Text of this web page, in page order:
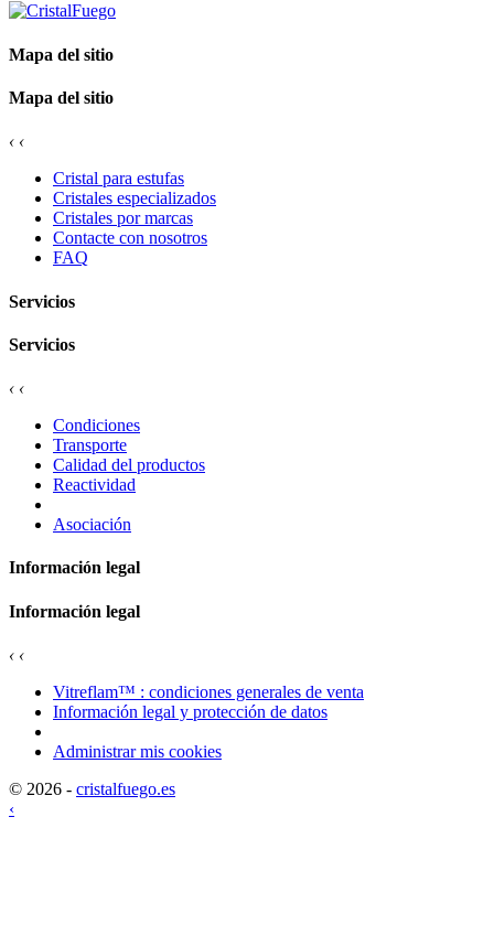
Mapa del sitio
Mapa del sitio
‹ ‹
Cristal para estufas
Cristales especializados
Cristales por marcas
Contacte con nosotros
FAQ
Servicios
Servicios
‹ ‹
Condiciones
Transporte
Calidad del productos
Reactividad
Asociación
Información legal
Información legal
‹ ‹
Vitreflam™ : condiciones generales de venta
Información legal y protección de datos
Administrar mis cookies
© 2026 - cristalfuego.es
‹